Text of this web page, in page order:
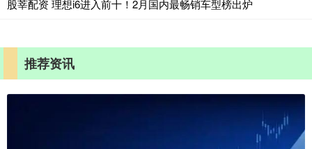
股莘配资 理想i6进入前十！2月国内最畅销车型榜出炉
推荐资讯